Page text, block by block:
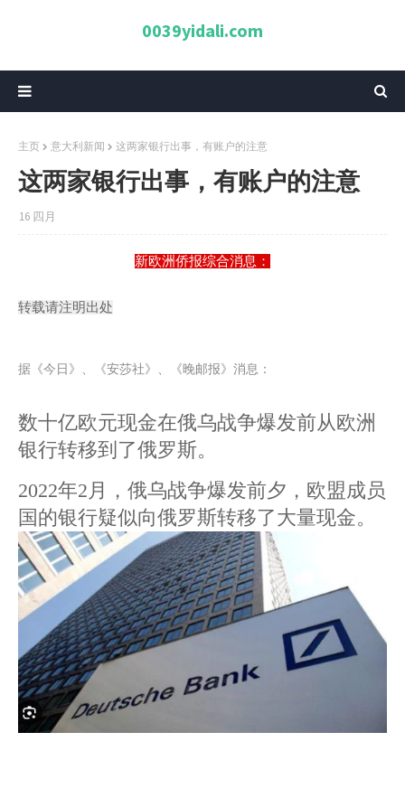
0039yidali.com
主页 意大利新闻 这两家银行出事，有账户的注意
这两家银行出事，有账户的注意
16 四月
新欧洲侨报综合消息：
转载请注明出处
据《今日》、《安莎社》、《晚邮报》消息：
数十亿欧元现金在俄乌战争爆发前从欧洲
银行转移到了俄罗斯。
2022年2月，俄乌战争爆发前夕，欧盟成员
国的银行疑似向俄罗斯转移了大量现金。